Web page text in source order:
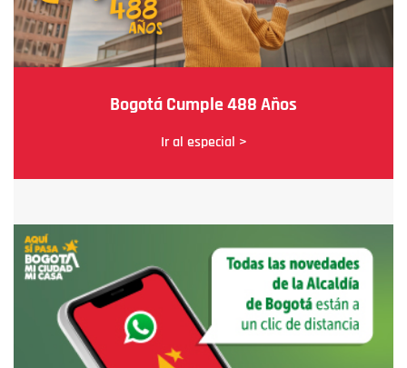
Bogotá Cumple 488 Años
Ir al especial >